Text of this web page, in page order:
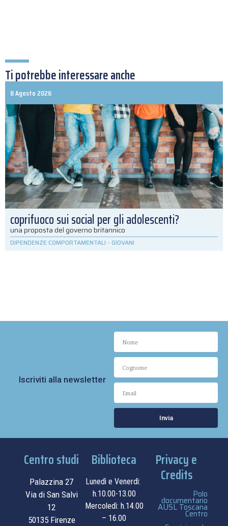
Ti potrebbe interessare anche
8 Agosto 2026
coprifuoco sui social per gli adolescenti?
una proposta del governo britannico
DIPENDENZE COMPORTAMENTALI - GIOVANI
Iscriviti alla newsletter
Invia
Centro studi
Palazzina 27
Via di San Salvi
12
50135 Firenze
Biblioteca
Lunedì e Venerdì:
h.10.00-13.00
Mercoledì: h.14.00
– 16.00
Privacy e
Credits
Polo
documentario
AUSL Toscana
Centro